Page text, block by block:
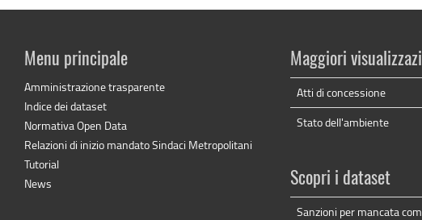
Menu principale
Amministrazione trasparente
Indice dei dataset
Normativa Open Data
Relazioni di inizio mandato Sindaci Metropolitani
Tutorial
News
Maggiori
Atti di concessione
Stato dell'ambiente
Scopri i dataset
Sanzioni per mancata